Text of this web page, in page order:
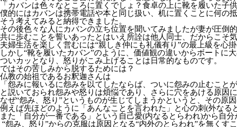
「カバンは色々なところに置くでしょ？食卓の上に靴を履いた子
僕的にはカバンは携帯電話や本と同じ扱い、机に置くことに何の
そう考えてみると納得できました。
その後色々な人にカバンの立ち位置を聞いてみましたが妻が圧倒的
共に歩むことを誓いあったとはいえ所詮は他人同士、だからこそ
夫婦生活を楽しく営むには“親しき仲にも礼儀有り”の最上級を心
しかし“靴を履いたカバン”のように、価値観の違いからボートに
ついカッとなり、怒りがこみ上げることは日常的なものです。
ではその苦しみから脱するためには？
仏教の始祖であるお釈迦さんは
「怨みに報いるに怨みを以てしたならば、ついに怨みの止むこと
と説いておられ怨みや怒りは煩悩であり、さらに穴をあける原因
なぜ“怨み、怒り”というものが生じてしまうかというと、その原因
例えば先ほどのように「あんなことを言われた」と心の刺(外なる
また「自分が一番である」という自己愛(内なるとらわれ)から自
“怨み、怒り”からの克服は原因となる“内外のとらわれ”を無くすこ